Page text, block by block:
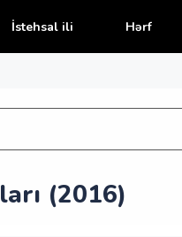
İstehsal ili Hərf
(2016)